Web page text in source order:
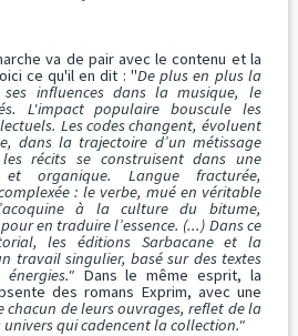
va de pair avec le contenu et la
ce qu'il en dit : "De plus en plus la
influences dans la musique, le
L'impact populaire bouscule les
Les codes changent, évoluent
dans la trajectoire d’un métissage
récits se construisent dans une
organique. Langue fracturée,
: le verbe, mué en véritable
à la culture du bitume,
en traduire l’essence. (...) Dans ce
les éditions Sarbacane et la
travail singulier, basé sur des textes
Dans le même esprit, la
des romans Exprim, avec une
chacun de leurs ouvrages, reflet de la
qui cadencent la collection."